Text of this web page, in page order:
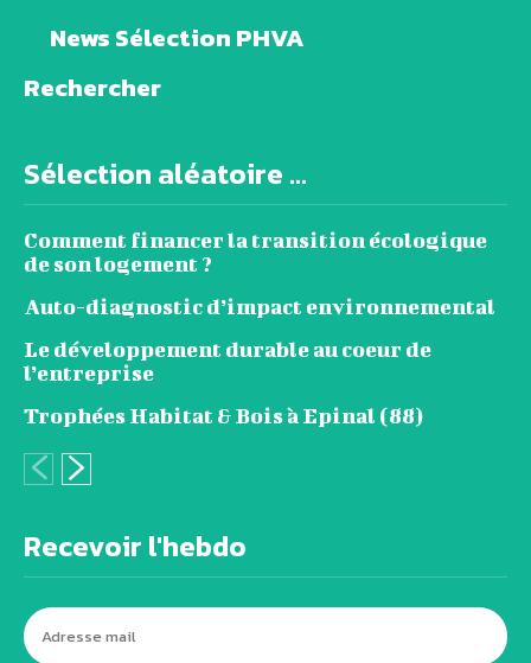
News Sélection PHVA
Rechercher
Sélection aléatoire ...
Comment financer la transition écologique
de son logement ?
Auto-diagnostic d’impact environnemental
Le développement durable au coeur de
l’entreprise
Trophées Habitat & Bois à Epinal (88)
Recevoir l'hebdo